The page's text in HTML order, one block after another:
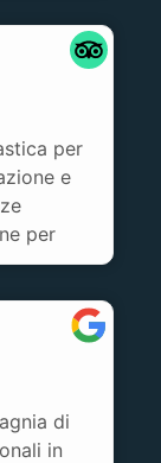
per
e
per
dal
una bella
di 12
di
in